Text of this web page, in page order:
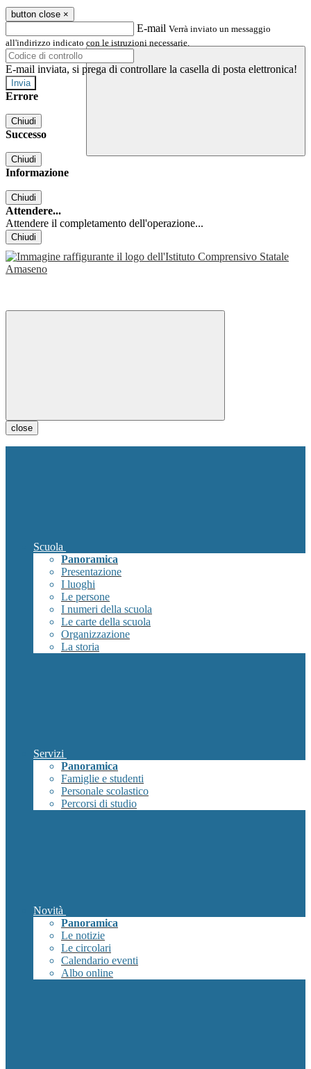
button close ×
E-mail Verrà inviato un messaggio
all'indirizzo indicato con le istruzioni necessarie.
E-mail inviata, si prega di controllare la casella di posta elettronica!
Errore
Chiudi
Successo
Chiudi
Informazione
Chiudi
Attendere...
Attendere il completamento dell'operazione...
Chiudi
close
Scuola
Panoramica
Presentazione
I luoghi
Le persone
I numeri della scuola
Le carte della scuola
Organizzazione
La storia
Servizi
Panoramica
Famiglie e studenti
Personale scolastico
Percorsi di studio
Novità
Panoramica
Le notizie
Le circolari
Calendario eventi
Albo online